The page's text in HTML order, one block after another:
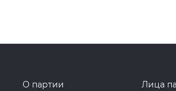
О партии
Лица